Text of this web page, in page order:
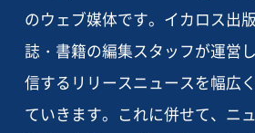
のウェブ媒体です。イカロス出
誌・書籍の編集スタッフが運営
信するリリースニュースを幅広
ていきます。これに併せて、ニ